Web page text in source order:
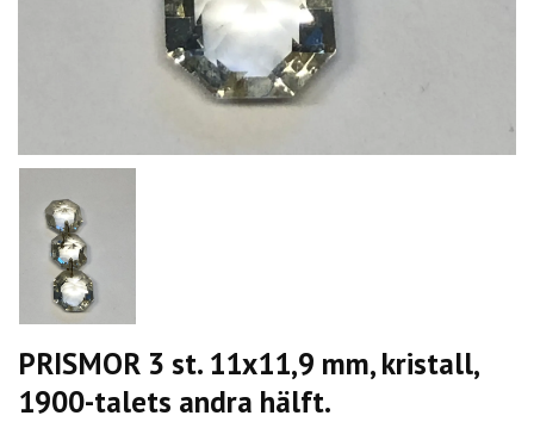
PRISMOR 3 st. 11x11,9 mm, kristall,
1900-talets andra hälft.